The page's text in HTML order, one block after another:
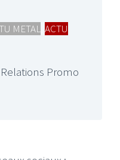
METAL ACTU
Promo